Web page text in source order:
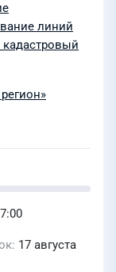
ПАО
линий
17 августа